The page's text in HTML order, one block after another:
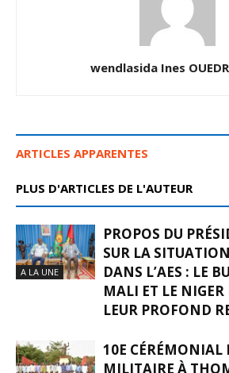
wendlasida Ines
ARTICLES APPARENTES
PLUS D'ARTICLES DE L'AUTEUR
A LA UNE
PROPOS DU
SUR LA
DANS L’AES : LE
MALI ET LE
LEUR PROFOND
10E CÉRÉMONIAL
MILITAIRE À